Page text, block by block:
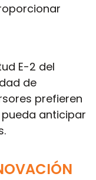
E-2 del
de
prefieren
anticipar